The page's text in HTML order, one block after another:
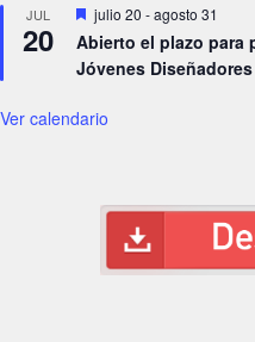
JUL
20
Destacado
julio 20 -agosto 31
Abierto el plazo para
Jóvenes Diseñadores
Ver calendario